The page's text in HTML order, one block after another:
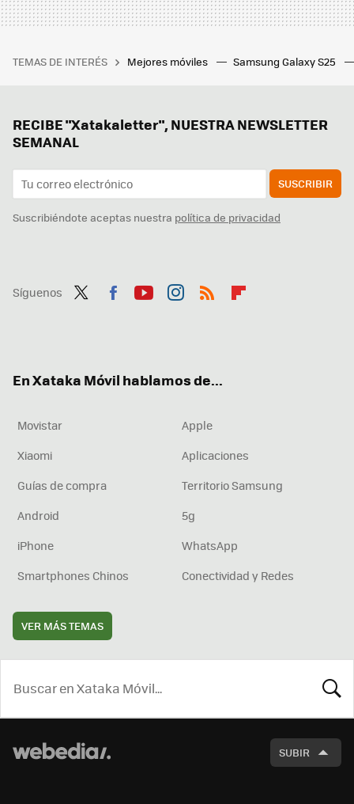
TEMAS DE INTERÉS Mejores móviles Samsung Galaxy S25
RECIBE "Xatakaletter", NUESTRA NEWSLETTER
SEMANAL
SUSCRIBIR
Suscribiéndote aceptas nuestra política de privacidad
Síguenos
En Xataka Móvil hablamos de...
Movistar
Apple
Xiaomi
Aplicaciones
Guías de compra
Territorio Samsung
Android
5g
iPhone
WhatsApp
Smartphones Chinos
Conectividad y Redes
VER MÁS TEMAS
SUBIR